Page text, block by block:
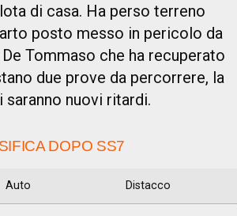
di casa. Ha perso terreno
posto messo in pericolo da
Tommaso che ha recuperato
due prove da percorrere, la
nuovi ritardi.
DOPO SS7
Auto Distacco